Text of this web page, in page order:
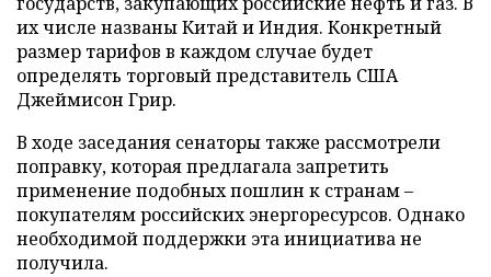
их числе названы Китай и Индия. Конкретный
размер тарифов в каждом случае будет
определять торговый представитель США
Джеймисон Грир.
В ходе заседания сенаторы также рассмотрели
поправку, которая предлагала запретить
применение подобных пошлин к странам –
покупателям российских энергоресурсов. Однако
необходимой поддержки эта инициатива не
получила.